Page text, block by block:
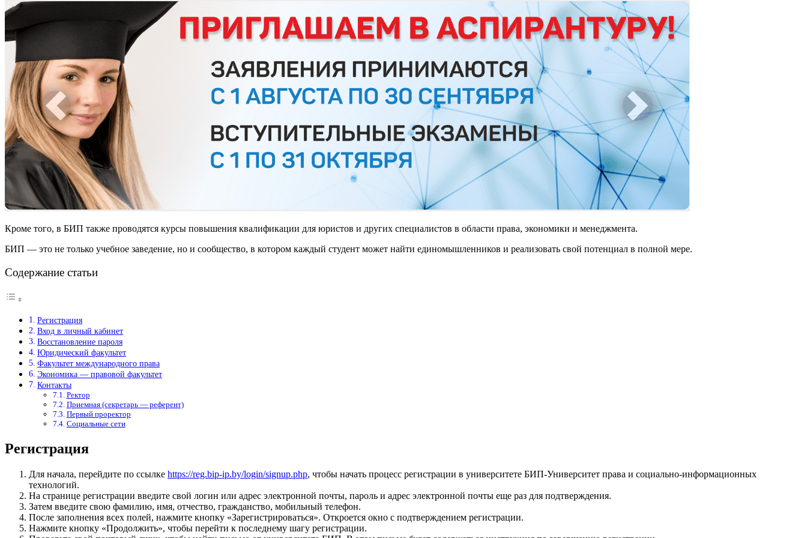
Кроме того, в БИП также проводятся курсы повышения квалификации для юристов и других специалистов в области права, экономики и менеджмента.
БИП — это не только учебное заведение, но и сообщество, в котором каждый студент может найти единомышленников и реализовать свой потенциал в полной мере.
Содержание статьи
Регистрация
Вход в личный кабинет
Восстановление пароля
Юридический факультет
Факультет международного права
Экономика — правовой факультет
Контакты
Ректор
Приемная (секретарь — референт)
Первый проректор
Социальные сети
Регистрация
Для начала, перейдите по ссылке https://reg.bip-ip.by/login/signup.php, чтобы начать процесс регистрации в университете БИП-Университет права и социально-информационных
технологий.
На странице регистрации введите свой логин или адрес электронной почты, пароль и адрес электронной почты еще раз для подтверждения.
Затем введите свою фамилию, имя, отчество, гражданство, мобильный телефон.
После заполнения всех полей, нажмите кнопку «Зарегистрироваться». Откроется окно с подтверждением регистрации.
Нажмите кнопку «Продолжить», чтобы перейти к последнему шагу регистрации.